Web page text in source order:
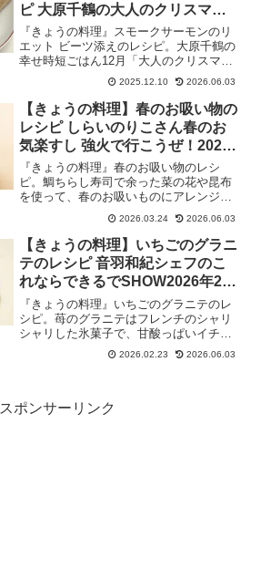
ピ 大原千鶴の大人のクリスマス
2025年12月10日
『きょうの料理』スモークサーモンのリ
エット ビーツ添えのレシピ。大原千鶴の
幸せ時短ごはん12月「大人のクリスマ
ス」。スモークサーモンとクリームチー
ズにディルと粒マスタードのアクセント
を加えたリエットと色鮮やかなビーツ！
2025年12月10日
2025.12.10 2026.06.03
【きょうの料理】春のお吸い物の
レシピ しらいのりこさん春のお
気楽すし 強火で行こうぜ！2026
年3月24日
『きょうの料理』春のお吸い物のレシ
ピ。鯛ちらし寿司で余った菜の花や昆布
を使って、春のお吸いものにアレンジ！
菜の花を茹でて風味が出たゆで汁、鯛の
旨味が移った昆布で滋味深い味わいに！
しらいのりこさんの「強火で行こう
ぜ！」春のお気楽すし。2026年3月24日
2026.03.24 2026.06.03
【きょうの料理】いちごのグラニ
テのレシピ 音羽和紀シェフのこ
れならできるでSHOW2026年2月
23日
『きょうの料理』いちごのグラニテのレ
シピ。苺のグラニテはフレンチのシャリ
シャリした氷菓子で、甘酸っぱいイチゴ
とザラザラとした粒感のある氷でカレー
を食べたあとにサッパリと食べられるデ
音羽和紀さんの「おやじシェフのこれな
らできるでSHOW」2026年2月23日
2026.02.23 2026.06.03
スポンサーリンク